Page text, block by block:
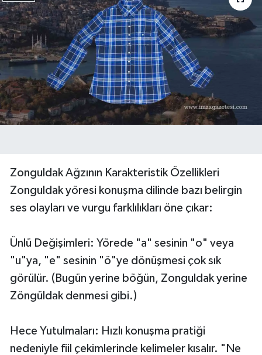
Zonguldak Ağzının Karakteristik Özellikleri
Zonguldak yöresi konuşma dilinde bazı belirgin
ses olayları ve vurgu farklılıkları öne çıkar:
Ünlü Değişimleri: Yörede "a" sesinin "o" veya
"u"ya, "e" sesinin "ö"ye dönüşmesi çok sık
görülür. (Bugün yerine böğün, Zonguldak yerine
Zöngüldak denmesi gibi.)
Hece Yutulmaları: Hızlı konuşma pratiği
nedeniyle fiil çekimlerinde kelimeler kısalır. "Ne